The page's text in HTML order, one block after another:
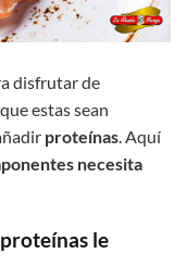
disfrutar de
estas sean
proteínas. Aquí
necesita
le